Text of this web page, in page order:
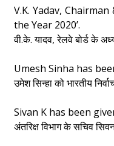
V.K. Yadav,
the Year 2020’.
वी.के. यादव, रेलवे बोर्ड के
Umesh Sinha has
उमेश सिन्हा को भारतीय
Sivan K has been
अंतरिक्ष विभाग के सचिव